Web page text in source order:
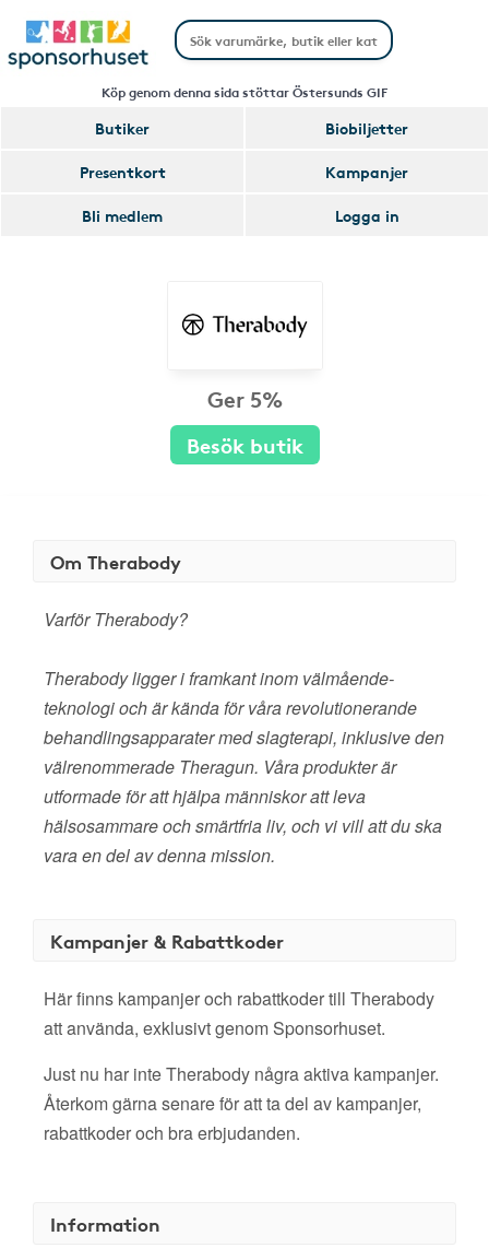
Köp genom denna sida stöttar Östersunds GIF
Butiker
Biobiljetter
Presentkort
Kampanjer
Bli medlem
Logga in
Ger 5%
Besök butik
Om Therabody
Varför Therabody?
Therabody ligger i framkant inom välmående-
teknologi och är kända för våra revolutionerande
behandlingsapparater med slagterapi, inklusive den
välrenommerade Theragun. Våra produkter är
utformade för att hjälpa människor att leva
hälsosammare och smärtfria liv, och vi vill att du ska
vara en del av denna mission.
Kampanjer & Rabattkoder
Här finns kampanjer och rabattkoder till Therabody
att använda, exklusivt genom Sponsorhuset.
Just nu har inte Therabody några aktiva kampanjer.
Återkom gärna senare för att ta del av kampanjer,
rabattkoder och bra erbjudanden.
Information